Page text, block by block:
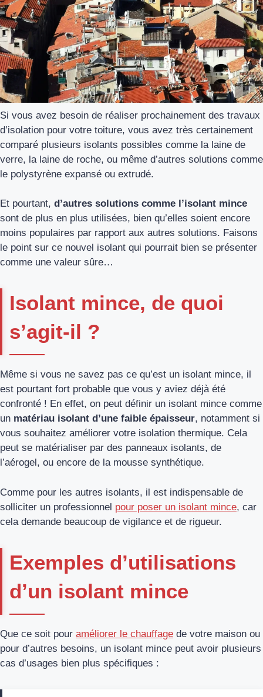
Si vous avez besoin de réaliser prochainement des travaux
d’isolation pour votre toiture, vous avez très certainement
comparé plusieurs isolants possibles comme la laine de
verre, la laine de roche, ou même d’autres solutions comme
le polystyrène expansé ou extrudé.
Et pourtant, d’autres solutions comme l’isolant mince
sont de plus en plus utilisées, bien qu’elles soient encore
moins populaires par rapport aux autres solutions. Faisons
le point sur ce nouvel isolant qui pourrait bien se présenter
comme une valeur sûre…
Isolant mince, de quoi
s’agit-il ?
Même si vous ne savez pas ce qu’est un isolant mince, il
est pourtant fort probable que vous y aviez déjà été
confronté ! En effet, on peut définir un isolant mince comme
un matériau isolant d’une faible épaisseur, notamment si
vous souhaitez améliorer votre isolation thermique. Cela
peut se matérialiser par des panneaux isolants, de
l’aérogel, ou encore de la mousse synthétique.
Comme pour les autres isolants, il est indispensable de
solliciter un professionnel pour poser un isolant mince, car
cela demande beaucoup de vigilance et de rigueur.
Exemples d’utilisations
d’un isolant mince
Que ce soit pour améliorer le chauffage de votre maison ou
pour d’autres besoins, un isolant mince peut avoir plusieurs
cas d’usages bien plus spécifiques :